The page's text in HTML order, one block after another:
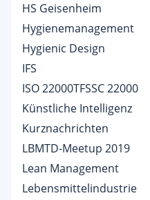
HS Geisenheim
Hygienemanagement
Hygienic Design
IFS
ISO 22000TFSSC 22000
Künstliche Intelligenz
Kurznachrichten
LBMTD-Meetup 2019
Lean Management
Lebensmittelindustrie